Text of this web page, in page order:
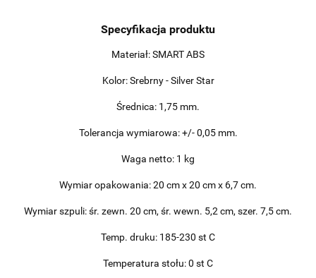
Specyfikacja produktu
Materiał: SMART ABS
Kolor: Srebrny - Silver Star
Średnica: 1,75 mm.
Tolerancja wymiarowa: +/- 0,05 mm.
Waga netto: 1 kg
Wymiar opakowania: 20 cm x 20 cm x 6,7 cm.
Wymiar szpuli: śr. zewn. 20 cm, śr. wewn. 5,2 cm, szer. 7,5 cm.
Temp. druku: 185-230 st C
Temperatura stołu: 0 st C